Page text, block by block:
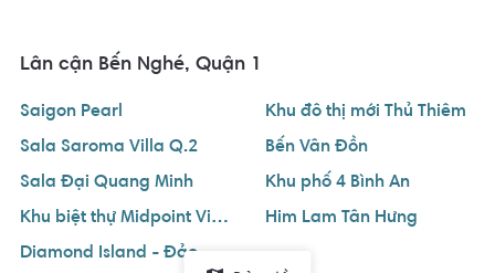
Lân cận Bến Nghé, Quận 1
Saigon Pearl
Khu đô thị mới Thủ Thiêm
Sala Saroma Villa Q.2
Bến Vân Đồn
Sala Đại Quang Minh
Khu phố 4 Bình An
Khu biệt thự Midpoint Villas Thảo Điền
Him Lam Tân Hưng